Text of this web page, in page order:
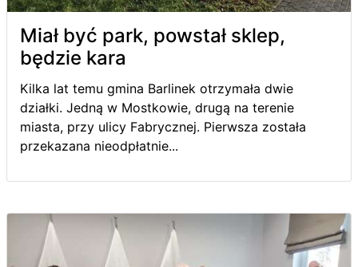
Miał być park, powstał sklep,
będzie kara
Kilka lat temu gmina Barlinek otrzymała dwie
działki. Jedną w Mostkowie, drugą na terenie
miasta, przy ulicy Fabrycznej. Pierwsza została
przekazana nieodpłatnie...